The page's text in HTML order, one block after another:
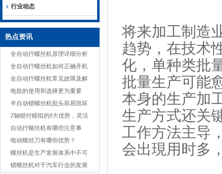
行业动态
热点资讯
全自动拧螺丝机原理详细分析
全自动拧螺丝机如何正确开机
全自动拧螺丝机常见故障及解
决方案
电批的使用和选择更为重要
半自动锁螺丝机批头容易毁坏
的原因
Z轴锁付模组的8大优势，灵活
适应多种产品
自动拧螺丝机有哪些注意事
项？
电动螺丝刀有哪些优势？
螺丝机是生产发展体系中不可
或缺的机械设备
锁螺丝机对于汽车行业的发展
将来加工制造
趋势，在技术
化，单种类批
批量生产可能
本身的生产加
生产方式还关
工作方法主导
会出現用时多